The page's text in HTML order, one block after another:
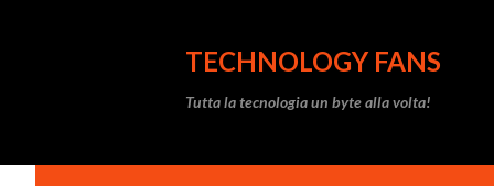
TECHNOLOGY FANS
Tutta la tecnologia un byte alla volta!